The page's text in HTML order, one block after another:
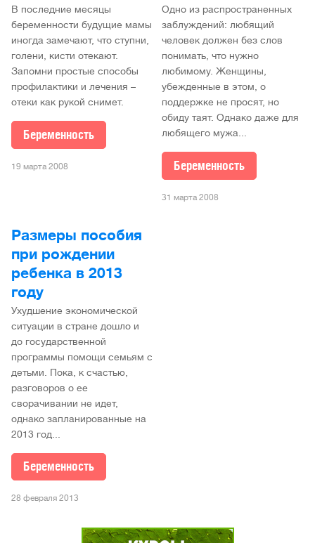
В последние месяцы
беременности будущие мамы
иногда замечают, что ступни,
голени, кисти отекают.
Запомни простые способы
профилактики и лечения –
отеки как рукой снимет.
Беременность
19 марта 2008
Одно из распространенных
заблуждений: любящий
человек должен без слов
понимать, что нужно
любимому. Женщины,
убежденные в этом, о
поддержке не просят, но
обиду таят. Однако даже для
любящего мужа...
Беременность
31 марта 2008
Размеры пособия
при рождении
ребенка в 2013
году
Ухудшение экономической
ситуации в стране дошло и
до государственной
программы помощи семьям с
детьми. Пока, к счастью,
разговоров о ее
сворачивании не идет,
однако запланированные на
2013 год...
Беременность
28 февраля 2013